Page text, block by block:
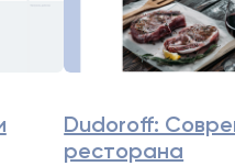
Dudoroff:
ресторана